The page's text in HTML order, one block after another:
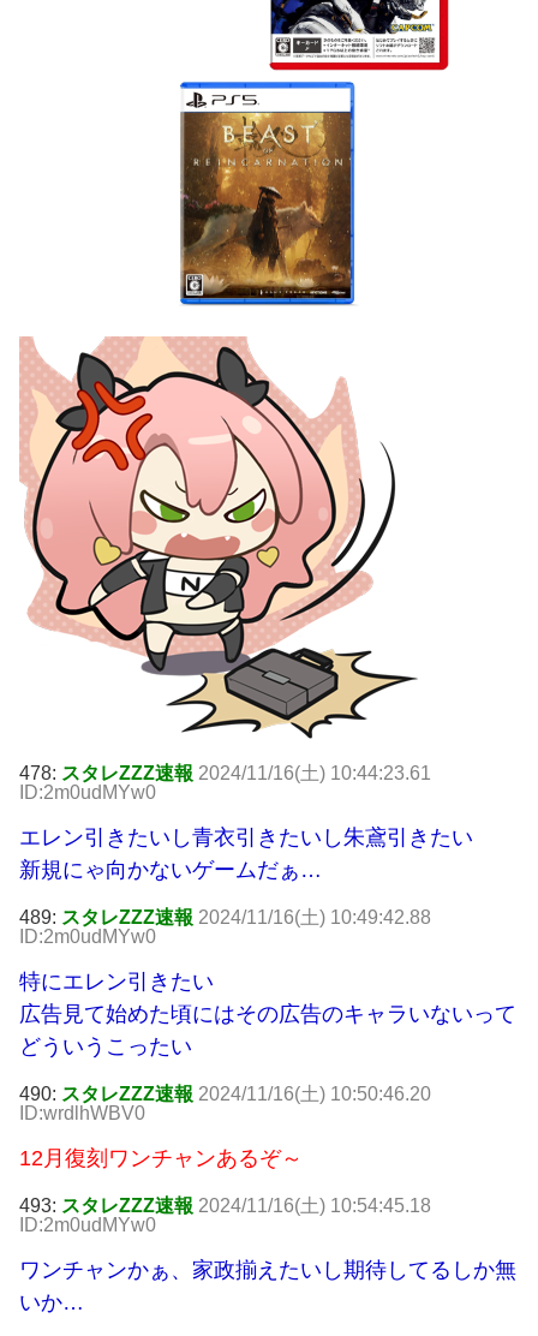
478: スタレZZZ速報 2024/11/16(土) 10:44:23.61
ID:2m0udMYw0
エレン引きたいし青衣引きたいし朱鳶引きたい
新規にゃ向かないゲームだぁ…
489: スタレZZZ速報 2024/11/16(土) 10:49:42.88
ID:2m0udMYw0
特にエレン引きたい
広告見て始めた頃にはその広告のキャラいないって
どういうこったい
490: スタレZZZ速報 2024/11/16(土) 10:50:46.20
ID:wrdlhWBV0
12月復刻ワンチャンあるぞ～
493: スタレZZZ速報 2024/11/16(土) 10:54:45.18
ID:2m0udMYw0
ワンチャンかぁ、家政揃えたいし期待してるしか無
いか…